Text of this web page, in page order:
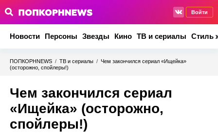
Войти
Новости Персоны Звезды Кино ТВ и сериалы Стиль
ПОПКОРНNEWS / ТВ и сериалы / Чем закончился сериал «Ищейка»
(осторожно, спойлеры!)
Чем закончился сериал
«Ищейка» (осторожно,
спойлеры!)